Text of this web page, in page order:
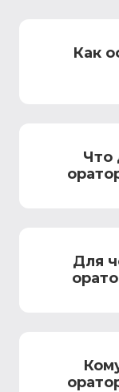
Как
Что
Для